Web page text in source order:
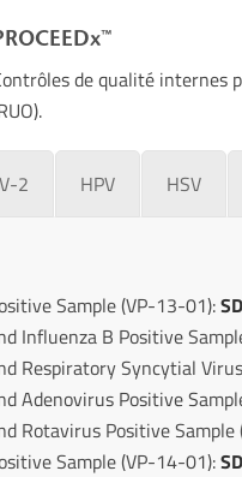
de qualité internes
2 HPV HSV
Sample (VP-13-01):
Influenza B Positive
Respiratory Syncytial
Adenovirus Positive
Rotavirus Positive
Sample (VP-14-01):